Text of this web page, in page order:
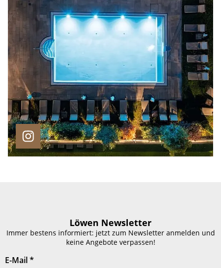
Löwen Newsletter
Immer bestens informiert: jetzt zum Newsletter anmelden und
keine Angebote verpassen!
E-Mail*